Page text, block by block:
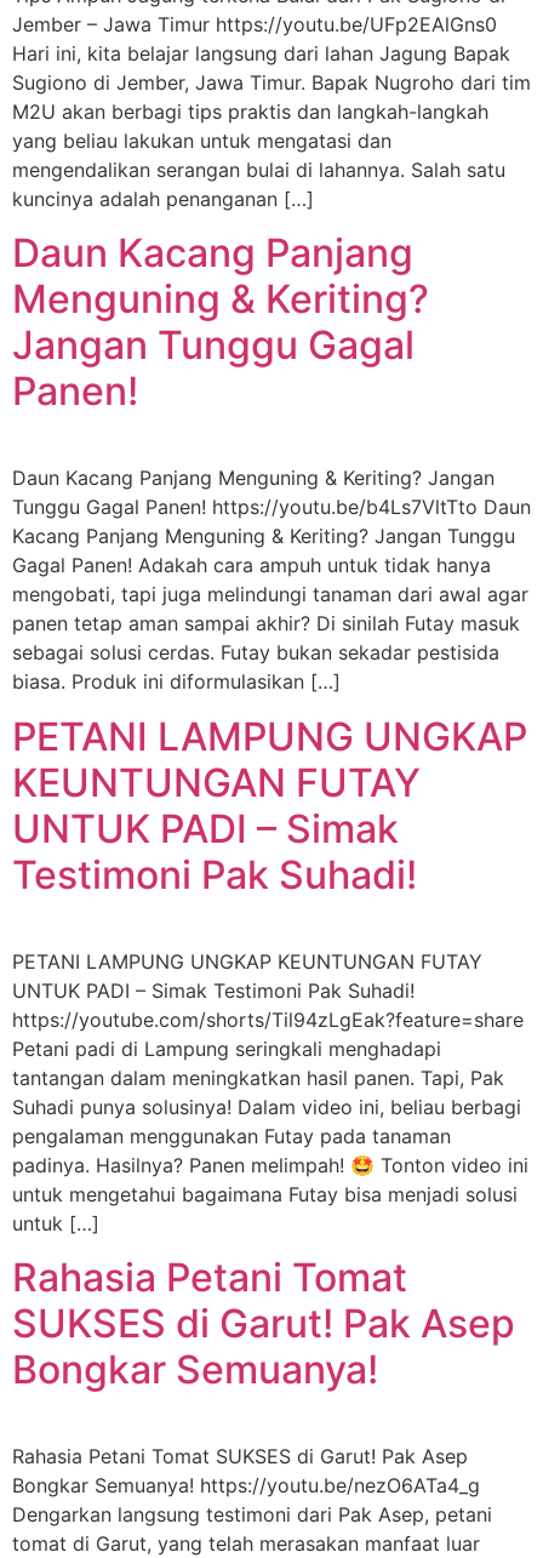
Jember – Jawa Timur https://youtu.be/UFp2EAlGns0
Hari ini, kita belajar langsung dari lahan Jagung Bapak
Sugiono di Jember, Jawa Timur. Bapak Nugroho dari tim
M2U akan berbagi tips praktis dan langkah-langkah
yang beliau lakukan untuk mengatasi dan
mengendalikan serangan bulai di lahannya. Salah satu
kuncinya adalah penanganan […]
Daun Kacang Panjang
Menguning & Keriting?
Jangan Tunggu Gagal
Panen!
Daun Kacang Panjang Menguning & Keriting? Jangan
Tunggu Gagal Panen! https://youtu.be/b4Ls7VltTto Daun
Kacang Panjang Menguning & Keriting? Jangan Tunggu
Gagal Panen! Adakah cara ampuh untuk tidak hanya
mengobati, tapi juga melindungi tanaman dari awal agar
panen tetap aman sampai akhir? Di sinilah Futay masuk
sebagai solusi cerdas. Futay bukan sekadar pestisida
biasa. Produk ini diformulasikan […]
PETANI LAMPUNG UNGKAP
KEUNTUNGAN FUTAY
UNTUK PADI – Simak
Testimoni Pak Suhadi!
PETANI LAMPUNG UNGKAP KEUNTUNGAN FUTAY
UNTUK PADI – Simak Testimoni Pak Suhadi!
https://youtube.com/shorts/Til94zLgEak?feature=share
Petani padi di Lampung seringkali menghadapi
tantangan dalam meningkatkan hasil panen. Tapi, Pak
Suhadi punya solusinya! Dalam video ini, beliau berbagi
pengalaman menggunakan Futay pada tanaman
padinya. Hasilnya? Panen melimpah! 🤩 Tonton video ini
untuk mengetahui bagaimana Futay bisa menjadi solusi
untuk […]
Rahasia Petani Tomat
SUKSES di Garut! Pak Asep
Bongkar Semuanya!
Rahasia Petani Tomat SUKSES di Garut! Pak Asep
Bongkar Semuanya! https://youtu.be/nezO6ATa4_g
Dengarkan langsung testimoni dari Pak Asep, petani
tomat di Garut, yang telah merasakan manfaat luar